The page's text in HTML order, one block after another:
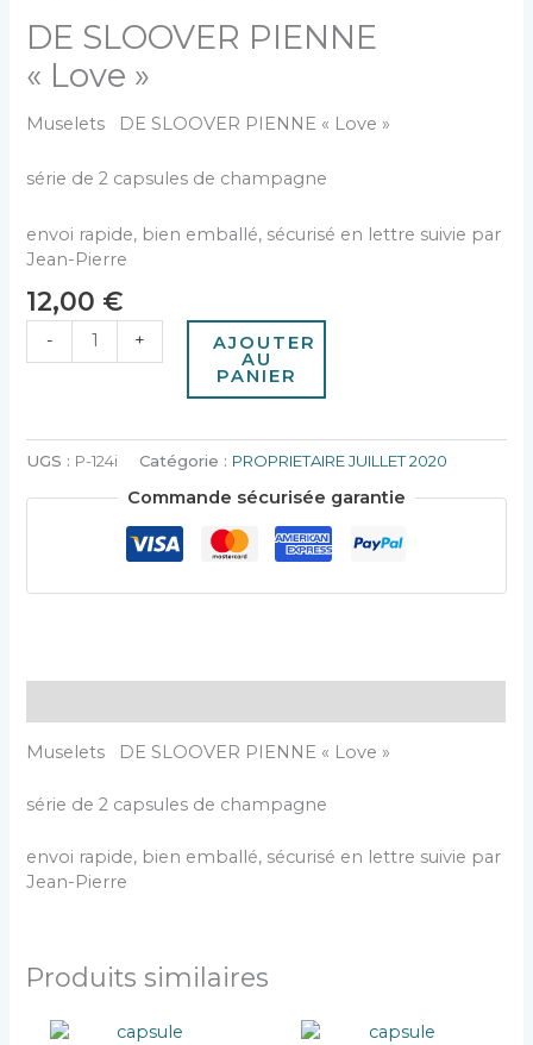
DE SLOOVER PIENNE
« Love »
Muselets DE SLOOVER PIENNE « Love »
série de 2 capsules de champagne
envoi rapide, bien emballé, sécurisé en lettre suivie par
Jean-Pierre
12,00 €
- + AJOUTER
AU
PANIER
UGS : P-124i Catégorie : PROPRIETAIRE JUILLET 2020
Commande sécurisée garantie
Muselets DE SLOOVER PIENNE « Love »
série de 2 capsules de champagne
envoi rapide, bien emballé, sécurisé en lettre suivie par
Jean-Pierre
Produits similaires